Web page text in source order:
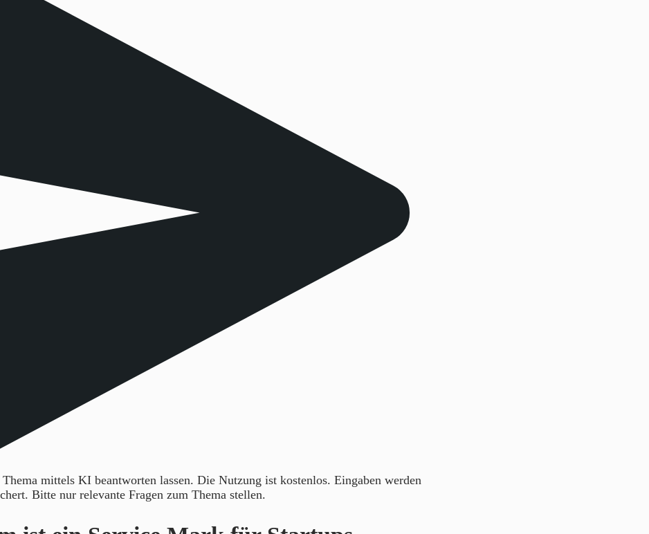
Thema mittels KI beantworten lassen. Die Nutzung ist kostenlos. Eingaben werden
Bitte nur relevante Fragen zum Thema stellen.